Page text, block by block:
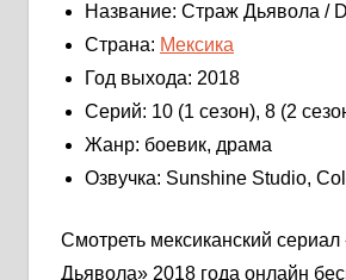
Название: Страж Дьявола /
Страна: Мексика
Год выхода: 2018
Серий: 10 (1 сезон), 8 (2
Жанр: боевик, драма
Озвучка: Sunshine Studio,
Смотреть мексиканский
Дьявола» 2018 года онлайн